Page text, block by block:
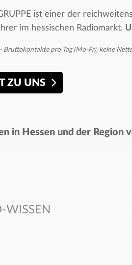
ist einer der
im hessischen Radiomarkt.
Bruttokontakte pro Tag (Mo-Fr), keine
ZU UNS
in Hessen und der Region
WISSEN